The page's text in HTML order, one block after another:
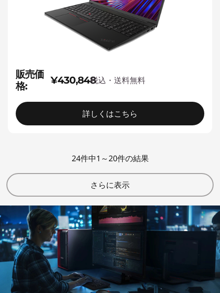
販売価
格:
¥430,848税込・送料無料
詳しくはこちら
24件中1～20件の結果
さらに表示